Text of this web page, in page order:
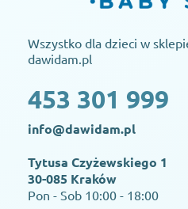
Wszystko dla dzieci w
dawidam.pl
453 301 999
info@dawidam.pl
Tytusa Czyżewskiego 1
30-085 Kraków
Pon - Sob 10:00 - 18:00